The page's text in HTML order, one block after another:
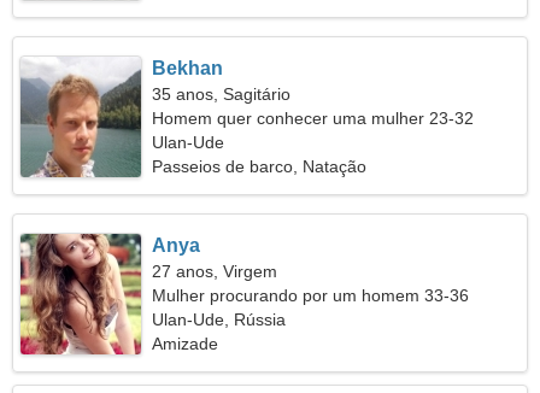
Bekhan
35 anos, Sagitário
Homem quer conhecer uma mulher 23-32
Ulan-Ude
Passeios de barco, Natação
Anya
27 anos, Virgem
Mulher procurando por um homem 33-36
Ulan-Ude, Rússia
Amizade